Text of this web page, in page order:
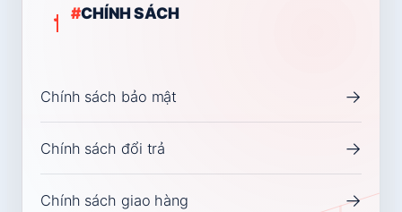
#CHÍNH SÁCH
Chính sách bảo mật →
Chính sách đổi trả →
Chính sách giao hàng →